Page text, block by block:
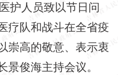
护人员致以节日问
疗队和战斗在全省疫
崇高的敬意、表示衷
景俊海主持会议。